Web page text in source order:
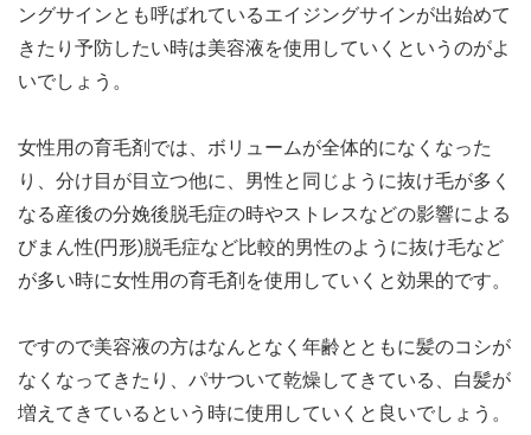
ングサインとも呼ばれているエイジングサインが出始めて
きたり予防したい時は美容液を使用していくというのがよ
いでしょう。
女性用の育毛剤では、ボリュームが全体的になくなった
り、分け目が目立つ他に、男性と同じように抜け毛が多く
なる産後の分娩後脱毛症の時やストレスなどの影響による
びまん性(円形)脱毛症など比較的男性のように抜け毛など
が多い時に女性用の育毛剤を使用していくと効果的です。
ですので美容液の方はなんとなく年齢とともに髪のコシが
なくなってきたり、パサついて乾燥してきている、白髪が
増えてきているという時に使用していくと良いでしょう。